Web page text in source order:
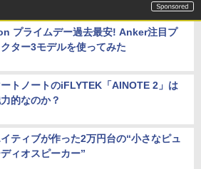
プライムデー過去最安! Anker注目プ
ター3モデルを使ってみた
トノートのiFLYTEK「AINOTE 2」は
的なのか？
ティブが作った2万円台の“小さなピュ
ィオスピーカー”